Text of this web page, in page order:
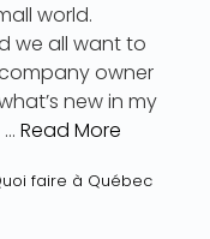
world.
we all want to
owner
new in my
… Read More
faire à Québec